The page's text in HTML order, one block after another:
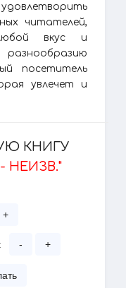
читателей,
вкус и
разнообразию
посетитель
увлечет и
КНИГУ
- НЕИЗВ."
+
- +